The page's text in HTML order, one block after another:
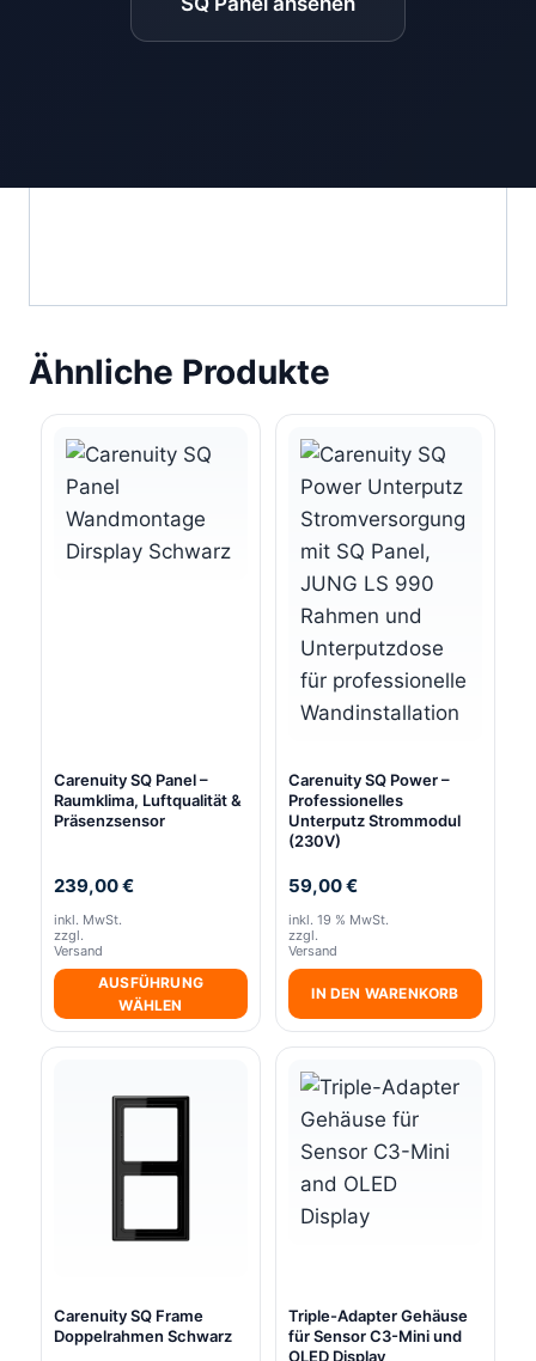
Ähnliche Produkte
Carenuity SQ Panel –
Raumklima, Luftqualität &
Präsenzsensor
239,00€
inkl. MwSt.
zzgl.
Versand
AUSFÜHRUNG
WÄHLEN
Dieses
mehrere
Varianten
auf
Carenuity SQ Power –
Professionelles
Unterputz Strommodul
(230V)
59,00€
inkl. 19 % MwSt.
zzgl.
Versand
IN DEN WARENKORB
Carenuity SQ Frame
Doppelrahmen Schwarz
Triple-Adapter Gehäuse
für Sensor C3-Mini und
OLED Display